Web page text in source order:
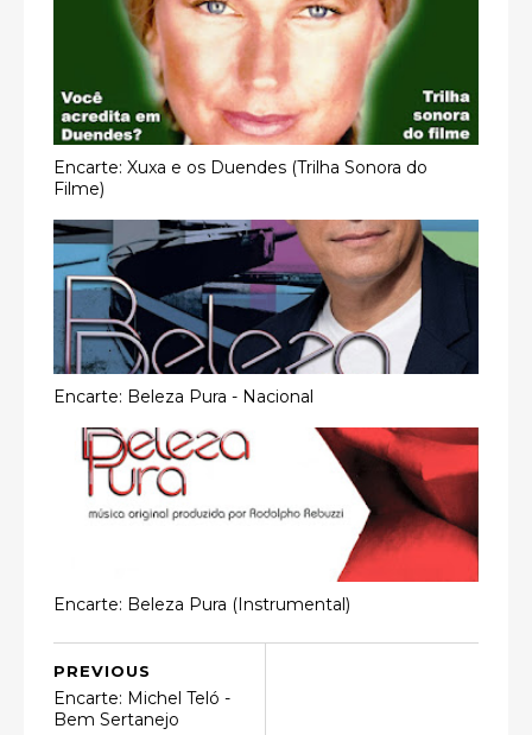
Encarte: Xuxa e os Duendes (Trilha Sonora do
Filme)
Encarte: Beleza Pura - Nacional
Encarte: Beleza Pura (Instrumental)
PREVIOUS
Encarte: Michel Teló -
Bem Sertanejo